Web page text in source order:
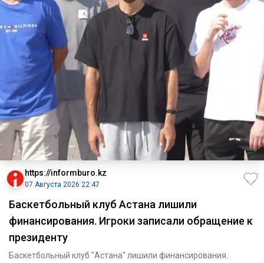
https://informburo.kz
07 Августа 2026 22:47
Баскетбольный клуб Астана лишили
финансирования. Игроки записали обращение к
президенту
Баскетбольный клуб "Астана" лишили финансирования.